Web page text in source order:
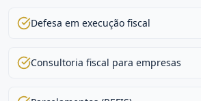
Defesa em execução fiscal
Consultoria fiscal para empresas